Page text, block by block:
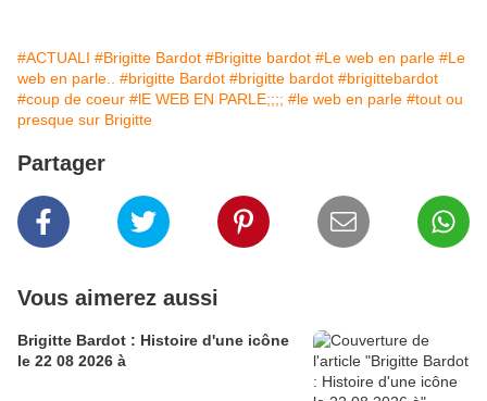
#ACTUALI #Brigitte Bardot #Brigitte bardot #Le web en parle #Le
web en parle..
#brigitte Bardot #brigitte bardot #brigittebardot
#coup de coeur #lE WEB EN PARLE;;;; #le web en parle #tout ou
presque sur Brigitte
Partager
Vous aimerez aussi
Brigitte Bardot : Histoire d'une icône
le 22 08 2026 à